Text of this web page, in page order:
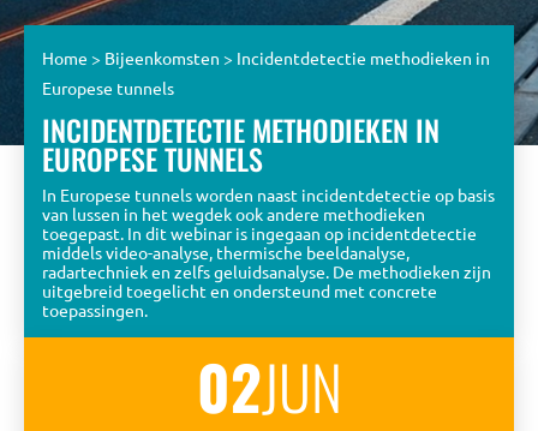
Home > Bijeenkomsten > Incidentdetectie methodieken in
Europese tunnels
INCIDENTDETECTIE METHODIEKEN IN
EUROPESE TUNNELS
In Europese tunnels worden naast incidentdetectie op basis
van lussen in het wegdek ook andere methodieken
toegepast. In dit webinar is ingegaan op incidentdetectie
middels video-analyse, thermische beeldanalyse,
radartechniek en zelfs geluidsanalyse. De methodieken zijn
uitgebreid toegelicht en ondersteund met concrete
toepassingen.
02JUN